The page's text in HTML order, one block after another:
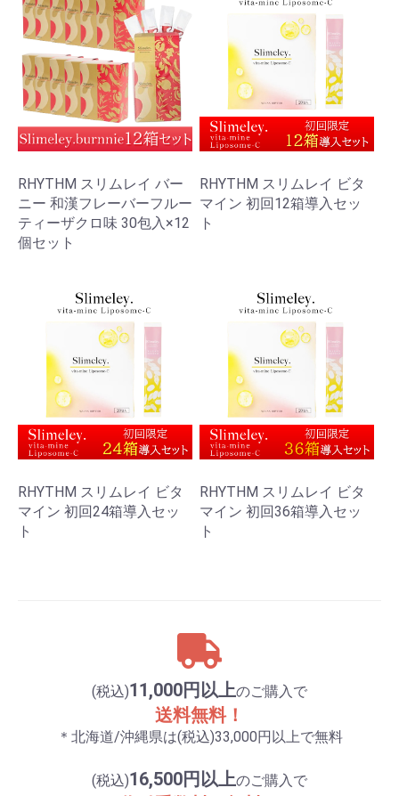
(税込)11,000円以上のご購入で
送料無料！
＊北海道/沖縄県は(税込)33,000円以上で無料
(税込)16,500円以上のご購入で
RHYTHM スリムレイ バー
ニー 和漢フレーバーフルー
ティーザクロ味 30包入×12
個セット
RHYTHM スリムレイ ビタ
マイン 初回12箱導入セッ
ト
RHYTHM スリムレイ ビタ
マイン 初回24箱導入セッ
ト
RHYTHM スリムレイ ビタ
マイン 初回36箱導入セッ
ト